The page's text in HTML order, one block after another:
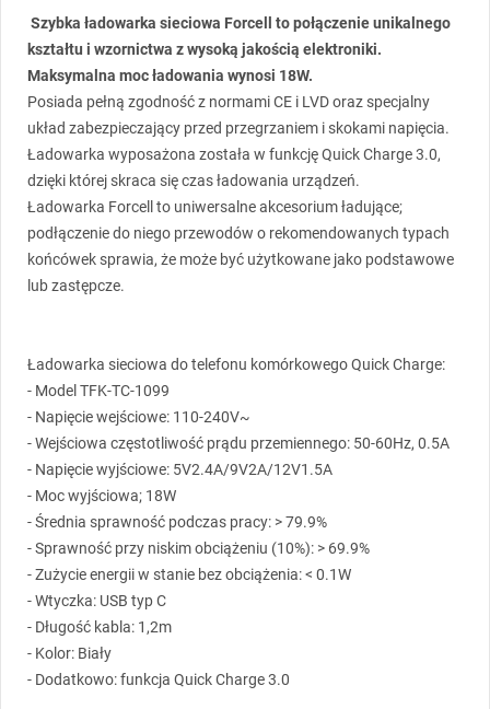
Szybka ładowarka sieciowa Forcell to połączenie unikalnego
kształtu i wzornictwa z wysoką jakością elektroniki.
Maksymalna moc ładowania wynosi 18W.
Posiada pełną zgodność z normami CE i LVDoraz specjalny
układ zabezpieczający przed przegrzaniem i skokami napięcia.
Ładowarka wyposażona została w funkcję Quick Charge 3.0,
dzięki której skraca się czas ładowania urządzeń.
Ładowarka Forcell to uniwersalne akcesorium ładujące;
podłączenie do niego przewodów o rekomendowanych typach
końcówek sprawia, że może być użytkowane jako podstawowe
lub zastępcze.
Ładowarka sieciowa do telefonu komórkowego Quick Charge:
- Model TFK-TC-1099
- Napięcie wejściowe: 110-240V~
- Wejściowa częstotliwość prądu przemiennego: 50-60Hz, 0.5A
- Napięcie wyjściowe: 5V2.4A/9V2A/12V1.5A
- Moc wyjściowa; 18W
- Średnia sprawność podczas pracy: > 79.9%
- Sprawność przy niskim obciążeniu (10%): > 69.9%
- Zużycie energii w stanie bez obciążenia: < 0.1W
- Wtyczka: USB typ C
- Długość kabla: 1,2m
- Kolor: Biały
- Dodatkowo: funkcja Quick Charge 3.0